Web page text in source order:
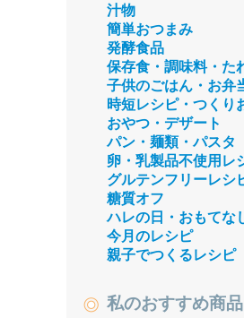
汁物
簡単おつまみ
発酵食品
保存食・調味料・た
子供のごはん・お弁
時短レシピ・つくり
おやつ・デザート
パン・麺類・パスタ
卵・乳製品不使用レ
グルテンフリーレシ
糖質オフ
ハレの日・おもてな
今月のレシピ
親子でつくるレシピ
私のおすすめ商品